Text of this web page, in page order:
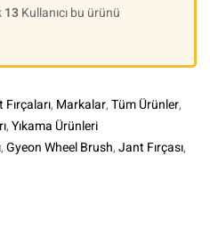
13Kullanıcı bu ürünü
, Markalar,Tüm Ürünler,
,Yıkama Ürünleri
,Gyeon Wheel Brush,Jant Fırçası,